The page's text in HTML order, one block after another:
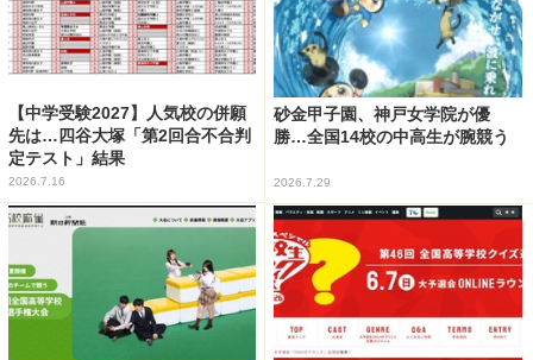
【中学受験2027】人気校の併願
先は…四谷大塚「第2回合不合判
定テスト」結果
2026.7.16
砂金甲子園、神戸女学院が優
勝…全国14校の中高生が腕競う
2026.7.29